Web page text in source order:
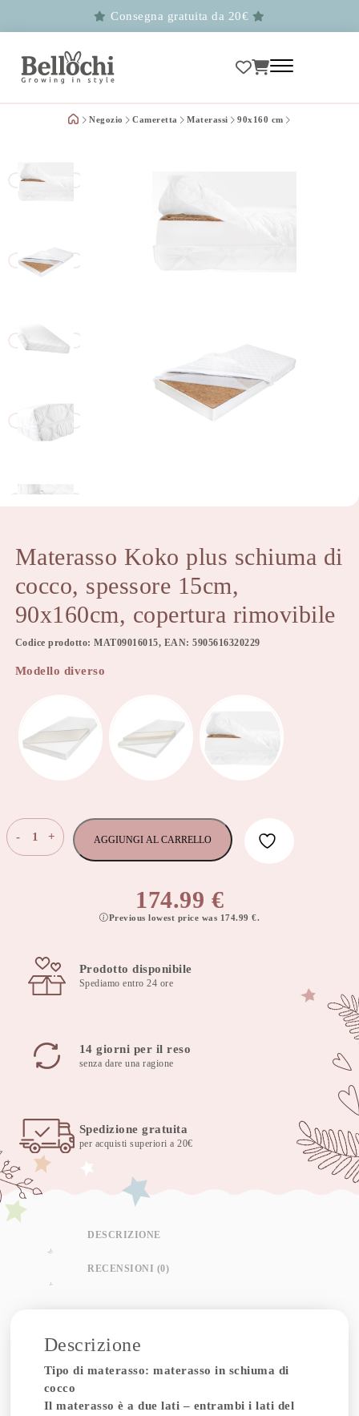
Consegna gratuita da 20€
Negozio Cameretta Materassi 90x160 cm
Materasso Koko plus schiuma di
cocco, spessore 15cm,
90x160cm, copertura rimovibile
Codice prodotto: MAT09016015, EAN: 5905616320229
Modello diverso
-
Materasso
15cm,
90x160cm,
copertura
+ AGGIUNGI AL CARRELLO
174.99 €
Previous lowest price was 174.99 €.
Prodotto disponibile
Spediamo entro 24 ore
14 giorni per il reso
senza dare una ragione
Spedizione gratuita
per acquisti superiori a 20€
DESCRIZIONE
RECENSIONI (0)
Descrizione
Tipo di materasso: materasso in schiuma di
cocco
Il materasso è a due lati – entrambi i lati del